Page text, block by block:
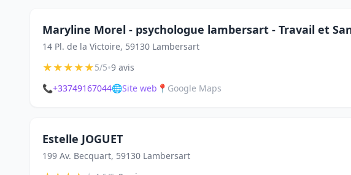
Maryline Morel - psychologue lambersart - Travail et
14 Pl. de la Victoire, 59130 Lambersart
★★★★★5/5•9 avis
📞+33749167044🌐Site web 📍 Google Maps
Estelle JOGUET
199 Av. Becquart, 59130 Lambersart